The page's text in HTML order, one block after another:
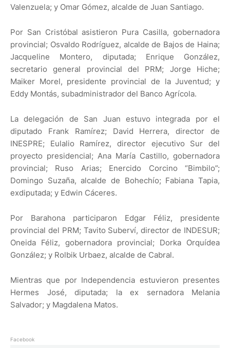
Valenzuela; y Omar Gómez, alcalde de Juan Santiago.
Por San Cristóbal asistieron Pura Casilla, gobernadora
provincial; Osvaldo Rodríguez, alcalde de Bajos de Haina;
Jacqueline Montero, diputada; Enrique González,
secretario general provincial del PRM; Jorge Hiche;
Maiker Morel, presidente provincial de la Juventud; y
Eddy Montás, subadministrador del Banco Agrícola.
La delegación de San Juan estuvo integrada por el
diputado Frank Ramírez; David Herrera, director de
INESPRE; Eulalio Ramírez, director ejecutivo Sur del
proyecto presidencial; Ana María Castillo, gobernadora
provincial; Ruso Arias; Enercido Corcino “Bimbilo”;
Domingo Suzaña, alcalde de Bohechío; Fabiana Tapia,
exdiputada; y Edwin Cáceres.
Por Barahona participaron Edgar Féliz, presidente
provincial del PRM; Tavito Suberví, director de INDESUR;
Oneida Féliz, gobernadora provincial; Dorka Orquídea
González; y Rolbik Urbaez, alcalde de Cabral.
Mientras que por Independencia estuvieron presentes
Hermes José, diputada; la ex sernadora Melania
Salvador; y Magdalena Matos.
Facebook